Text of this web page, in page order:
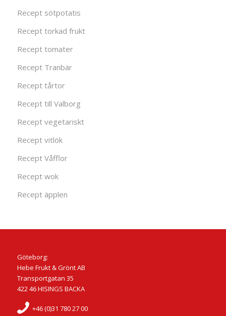
Recept sötpotatis
Recept torkad frukt
Recept tomater
Recept Tranbär
Recept tårtor
Recept till Valborg
Recept vegetariskt
Recept vitlök
Recept Våfflor
Recept wok
Recept äpplen
Göteborg:
Hebe Frukt & Grönt AB
Transportgatan 35
422 46 HISINGS BACKA
+46 (0)31 780 27 00